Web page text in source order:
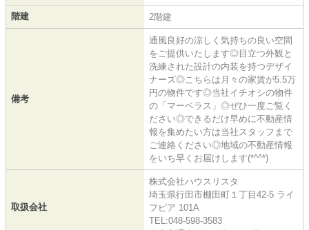
階建 2階建
備考
通風良好の涼しく気持ちの良い空間
をご提供いたします◎目立つ外観と
洗練された設計の内装を持つデザイ
ナーズ◎こちらは月々の家賃が5.5万
円の物件です◎当社イチオシの物件
の「マーベラス」◎ぜひ一度ご覧く
ださい◎できるだけ早めに不動産情
報を集めたい方は当社スタッフまで
ご連絡ください◎地域の不動産情報
をいち早くお届けします(*^^*)
取扱会社
株式会社ハウスリスタ
埼玉県行田市棚田町１丁目42-5 ライ
フピア 101A
TEL:048-598-3583